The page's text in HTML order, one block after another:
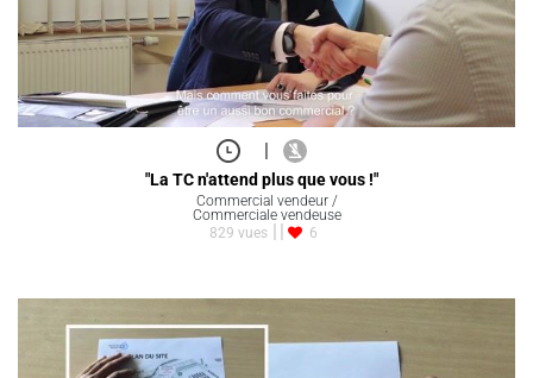
|
"La TC n'attend plus que vous !"
Commercial vendeur /
Commerciale vendeuse
829 vues
6